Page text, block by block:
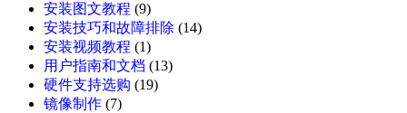
安装图文教程 (9)
安装技巧和故障排除 (14)
安装视频教程 (1)
用户指南和文档 (13)
硬件支持选购 (19)
镜像制作 (7)